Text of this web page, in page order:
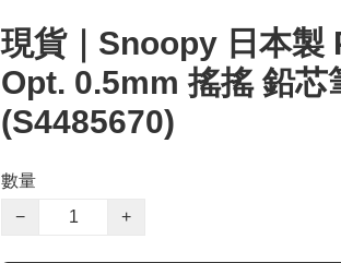
現貨｜Snoopy 日本製
Opt. 0.5mm 搖搖 鉛芯
(S4485670)
數量
−
+